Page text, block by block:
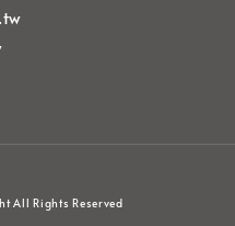
All Rights Reserved